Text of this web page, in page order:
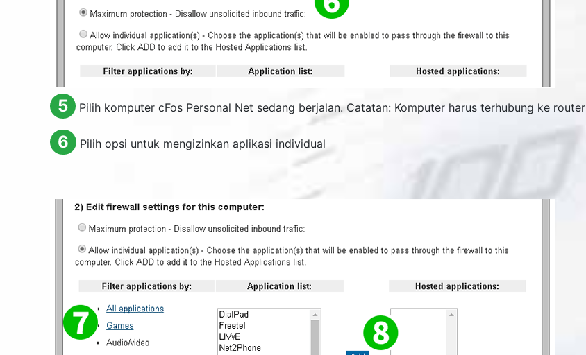
5 Pilih komputer cFos Personal Net sedang berjalan. Catatan: Komputer harus terhubung ke router
6 Pilih opsi untuk mengizinkan aplikasi individual